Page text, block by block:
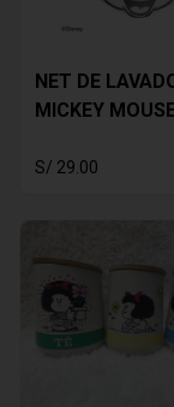
NET DE
MICKEY
S/ 29.00